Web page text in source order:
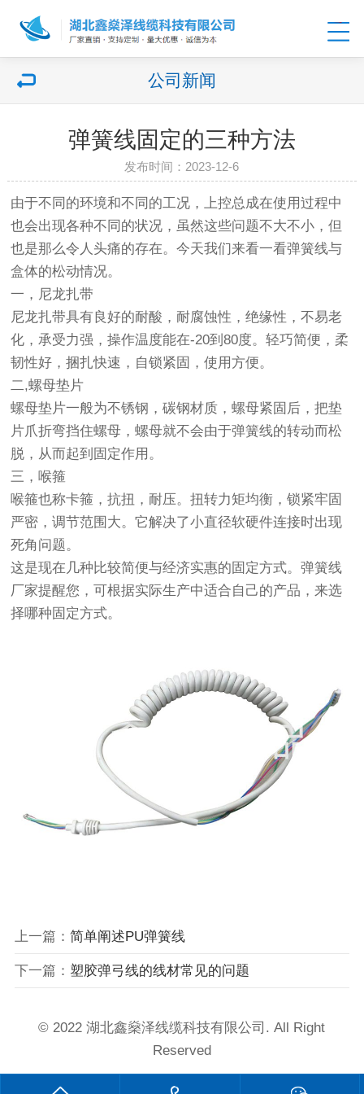
公司新闻
弹簧线固定的三种方法
发布时间：2023-12-6
由于不同的环境和不同的工况，上控总成在使用过程中
也会出现各种不同的状况，虽然这些问题不大不小，但
也是那么令人头痛的存在。今天我们来看一看弹簧线与
盒体的松动情况。
一，尼龙扎带
尼龙扎带具有良好的耐酸，耐腐蚀性，绝缘性，不易老
化，承受力强，操作温度能在-20到80度。轻巧简便，柔
韧性好，捆扎快速，自锁紧固，使用方便。
二,螺母垫片
螺母垫片一般为不锈钢，碳钢材质，螺母紧固后，把垫
片爪折弯挡住螺母，螺母就不会由于弹簧线的转动而松
脱，从而起到固定作用。
三，喉箍
喉箍也称卡箍，抗扭，耐压。扭转力矩均衡，锁紧牢固
严密，调节范围大。它解决了小直径软硬件连接时出现
死角问题。
这是现在几种比较简便与经济实惠的固定方式。弹簧线
厂家提醒您，可根据实际生产中适合自己的产品，来选
择哪种固定方式。
上一篇： 简单阐述PU弹簧线
下一篇： 塑胶弹弓线的线材常见的问题
© 2022 湖北鑫燊泽线缆科技有限公司. All Right
Reserved